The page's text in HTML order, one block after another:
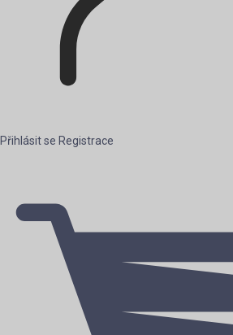
Přihlásit se Registrace